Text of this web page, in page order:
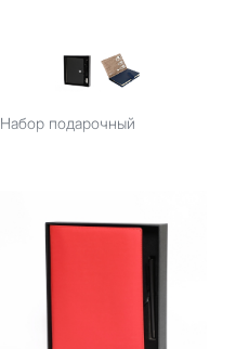
Набор подарочный